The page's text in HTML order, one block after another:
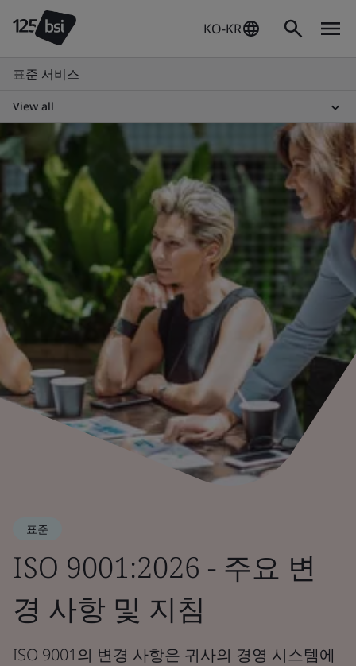
KO-KR
표준 서비스
View all
표준
ISO 9001:2026 - 주요 변
경 사항 및 지침
ISO 9001의 변경 사항은 귀사의 경영 시스템에